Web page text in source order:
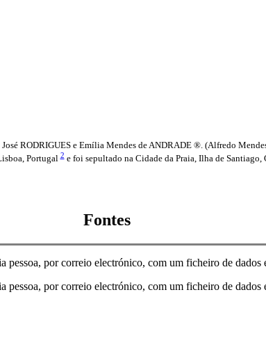
RODRIGUES e Emília Mendes de ANDRADE ®. (Alfredo
Portugal2e foi sepultado na Cidade da Praia, Ilha de Santiago,
Fontes
por correio electrónico, com um ficheiro de dados
por correio electrónico, com um ficheiro de